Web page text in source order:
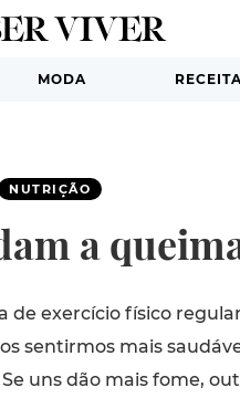
MODA
NUTRIÇÃO
a
exercício físico
sentirmos mais
uns dão mais fome,